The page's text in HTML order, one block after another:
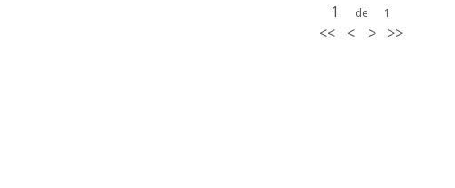
1 de 1
<< < > >>